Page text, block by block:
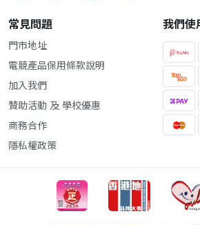
常見問題
門市地址
電競產品保用條款說明
加入我們
贊助活動 及 學校優惠
商務合作
隱私權政策
我們使